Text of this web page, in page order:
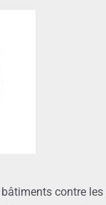
contre les